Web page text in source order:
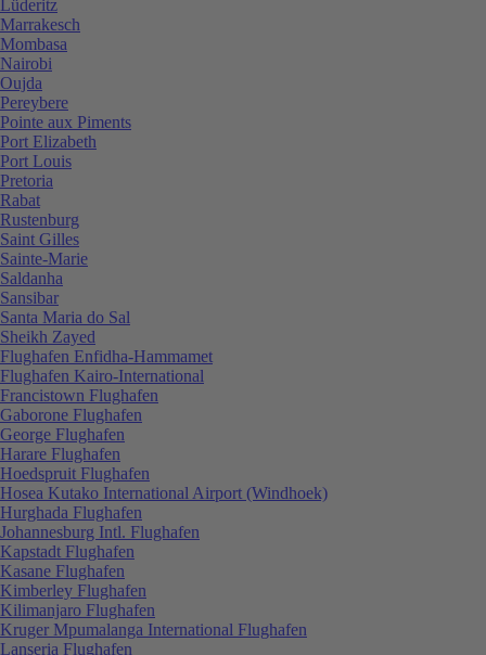
Lüderitz
Marrakesch
Mombasa
Nairobi
Oujda
Pereybere
Pointe aux Piments
Port Elizabeth
Port Louis
Pretoria
Rabat
Rustenburg
Saint Gilles
Sainte-Marie
Saldanha
Sansibar
Santa Maria do Sal
Sheikh Zayed
Flughafen Enfidha-Hammamet
Flughafen Kairo-International
Francistown Flughafen
Gaborone Flughafen
George Flughafen
Harare Flughafen
Hoedspruit Flughafen
Hosea Kutako International Airport (Windhoek)
Hurghada Flughafen
Johannesburg Intl. Flughafen
Kapstadt Flughafen
Kasane Flughafen
Kimberley Flughafen
Kilimanjaro Flughafen
Kruger Mpumalanga International Flughafen
Lanseria Flughafen